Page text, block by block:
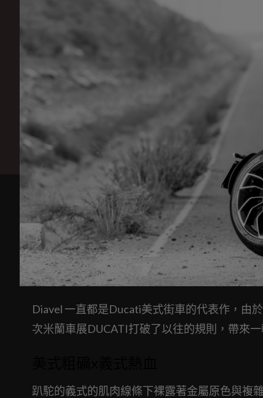
Diavel 一直都是Ducati美式街車的代表作，由
次米蘭車展DUCATI打破了以往的規則，帶來
趴駝的義式的肌肉線條下裸露著金屬原色與複